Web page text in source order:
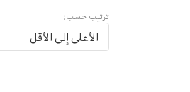
ترتيب حسب:
الأعلى إلى الأقل